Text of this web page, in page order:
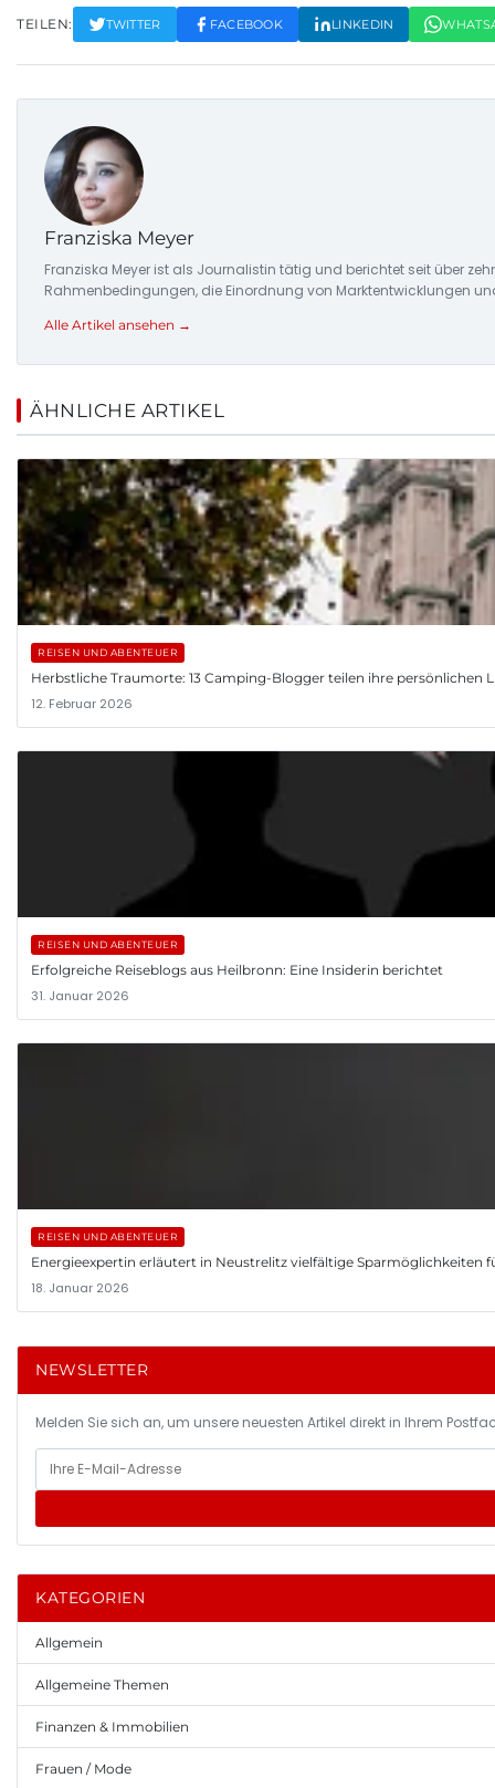
TEILEN: TWITTER FACEBOOK LINKEDIN
Franziska Meyer
Franziska Meyer ist als Journalistin tätig und berichtet seit über
Rahmenbedingungen, die Einordnung von Marktentwicklungen
Alle Artikel ansehen →
ÄHNLICHE ARTIKEL
REISEN UND ABENTEUER
Herbstliche Traumorte: 13 Camping-Blogger teilen ihre persönlichen
12. Februar 2026
REISEN UND ABENTEUER
Erfolgreiche Reiseblogs aus Heilbronn: Eine Insiderin berichtet
31. Januar 2026
REISEN UND ABENTEUER
Energieexpertin erläutert in Neustrelitz vielfältige Sparmöglichkeiten
18. Januar 2026
NEWSLETTER
Melden Sie sich an, um unsere neuesten Artikel direkt in Ihrem
KATEGORIEN
Allgemein
Allgemeine Themen
Finanzen & Immobilien
Frauen / Mode